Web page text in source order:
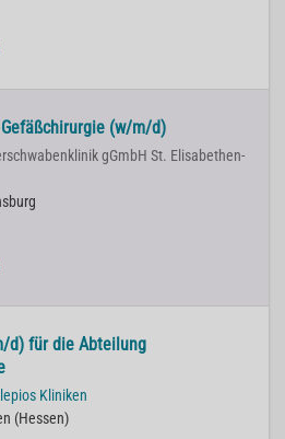
(w/m/d)
gGmbH St. Elisabethen-
d) für die Abteilung
Kliniken
(Hessen)